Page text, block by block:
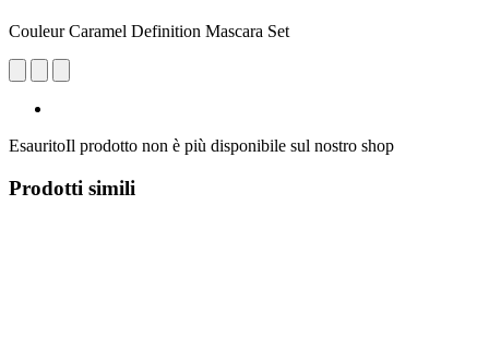
Couleur Caramel Definition Mascara Set
EsauritoIl prodotto non è più disponibile sul nostro shop
Prodotti simili